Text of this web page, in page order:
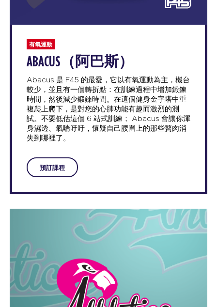
有氧運動
ABACUS（阿巴斯）
Abacus 是 F45 的最愛，它以有氧運動為主，機台
較少，並且有一個轉折點：在訓練過程中增加鍛鍊
時間，然後減少鍛鍊時間。在這個健身金字塔中重
複爬上爬下，是對您的心肺功能有趣而激烈的測
試。不要低估這個 6 站式訓練； Abacus 會讓你渾
身濕透、氣喘吁吁，懷疑自己腰圍上的那些贅肉消
失到哪裡了。
預訂課程